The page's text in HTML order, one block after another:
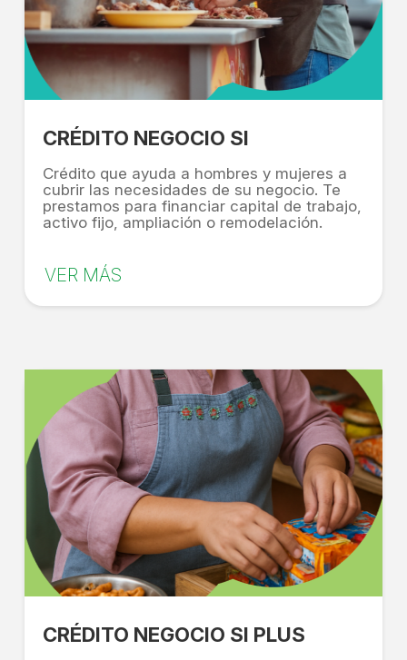
CRÉDITO NEGOCIO SI
Crédito que ayuda a hombres y mujeres a
cubrir las necesidades de su negocio. Te
prestamos para financiar capital de trabajo,
activo fijo, ampliación o remodelación.
VER MÁS
CRÉDITO NEGOCIO SI PLUS